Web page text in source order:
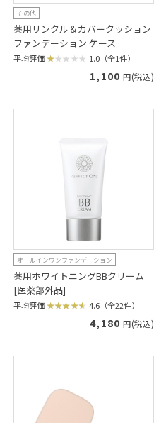
その他
薬用リンクル＆カバークッション
ファンデーション ケース
平均評価 1.0（全1件）
1,100 円(税込)
オールインワンファンデーション
薬用ホワイトニングBBクリーム
[医薬部外品]
平均評価 4.6（全22件）
4,180 円(税込)